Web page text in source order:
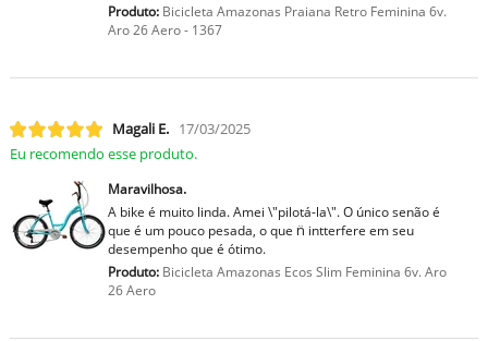
Produto:Bicicleta Amazonas Praiana Retro Feminina 6v.
Aro 26 Aero - 1367
Magali E. 17/03/2025
Eu recomendo esse produto.
Maravilhosa.
A bike é muito linda. Amei \"pilotá-la\". O único senão é
que é um pouco pesada, o que n̈ intterfere em seu
desempenho que é ótimo.
Produto:Bicicleta Amazonas Ecos Slim Feminina 6v. Aro
26 Aero